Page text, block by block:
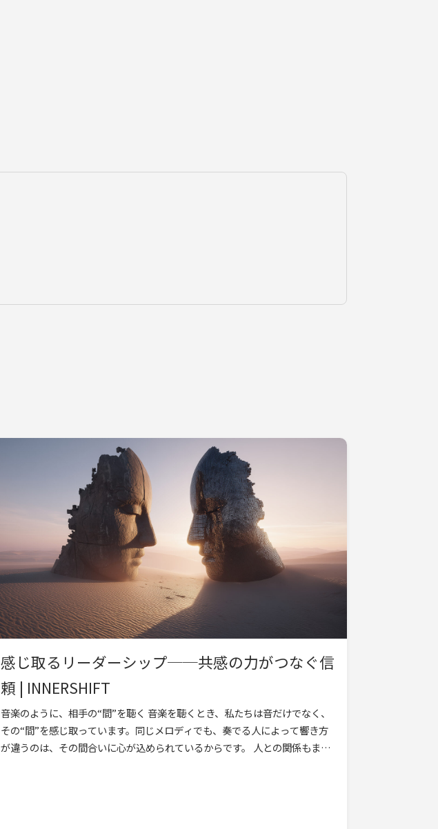
感じ取るリーダーシップ──共感の力がつなぐ信
頼 | INNERSHIFT
音楽のように、相手の“間”を聴く 音楽を聴くとき、私たちは音だけでなく、
その“間”を感じ取っています。同じメロディでも、奏でる人によって響き方
が違うのは、その間合いに心が込められているからです。 人との関係もま